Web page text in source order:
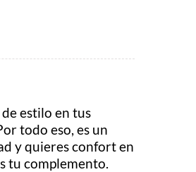
estilo en tus
todo eso, es un
y quieres confort en
tu complemento.